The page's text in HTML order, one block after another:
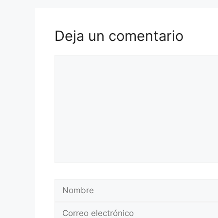
Deja un comentario